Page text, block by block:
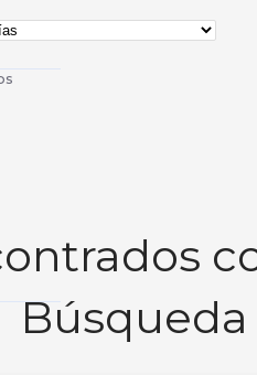
Búsqueda